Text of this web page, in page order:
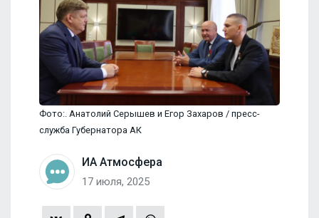
Фото:. Анатолий Серышев и Егор Захаров / пресс-
служба Губернатора АК
ИА Атмосфера
17 июля, 2025